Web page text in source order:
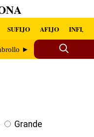
SUFIJO AFIJO INFIJO
►
Grande